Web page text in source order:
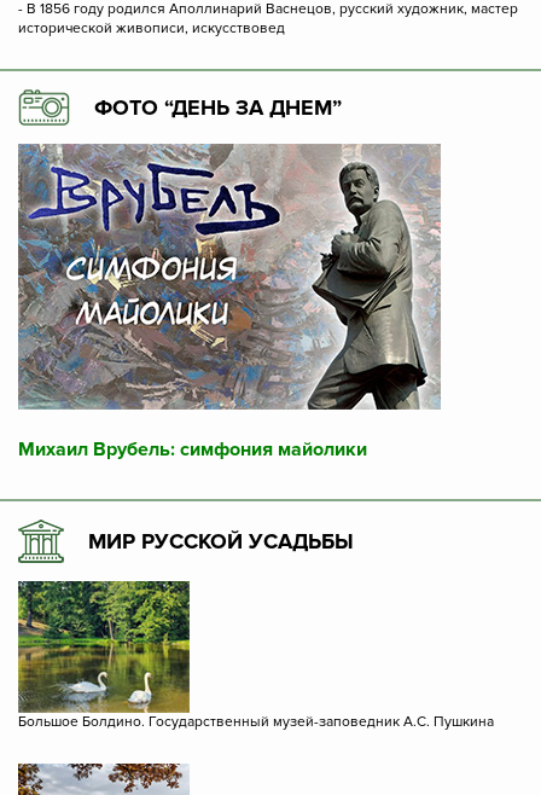
- В 1856 году родился Аполлинарий Васнецов, русский художник, мастер
исторической живописи, искусствовед
ФОТО “ДЕНЬ ЗА ДНЕМ”
Михаил Врубель: симфония майолики
МИР РУССКОЙ УСАДЬБЫ
Большое Болдино. Государственный музей-заповедник А.С. Пушкина